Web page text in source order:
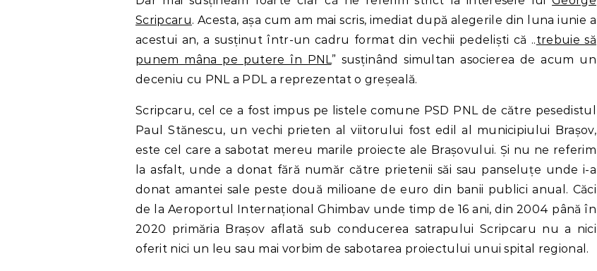
Scripcaru. Acesta, așa cum am mai scris, imediat după alegerile din luna iunie a
acestui an, a susținut într-un cadru format din vechii pedeliști că ..trebuie să
punem mâna pe putere în PNL ” susținând simultan asocierea de acum un
deceniu cu PNL a PDL a reprezentat o greșeală.
Scripcaru, cel ce a fost impus pe listele comune PSD PNL de către pesedistul
Paul Stănescu, un vechi prieten al viitorului fost edil al municipiului Brașov,
este cel care a sabotat mereu marile proiecte ale Brașovului. Și nu ne referim
la asfalt, unde a donat fără număr către prietenii săi sau panseluțe unde i-a
donat amantei sale peste două milioane de euro din banii publici anual. Căci
de la Aeroportul Internațional Ghimbav unde timp de 16 ani, din 2004 până în
2020 primăria Brașov aflată sub conducerea satrapului Scripcaru nu a nici
oferit nici un leu sau mai vorbim de sabotarea proiectului unui spital regional.